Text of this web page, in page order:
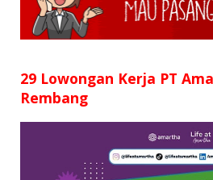
SMP
D3
29 Lowongan Kerja PT
Rembang